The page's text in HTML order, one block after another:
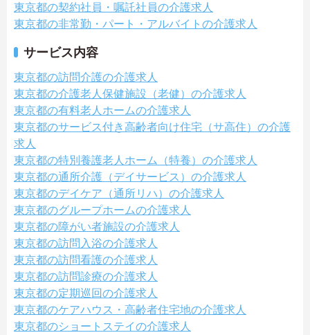
東京都の契約社員・嘱託社員の介護求人
東京都の非常勤・パート・アルバイトの介護求人
サービス内容
東京都の訪問介護の介護求人
東京都の介護老人保健施設（老健）の介護求人
東京都の有料老人ホームの介護求人
東京都のサービス付き高齢者向け住宅（サ高住）の介護
求人
東京都の特別養護老人ホーム（特養）の介護求人
東京都の通所介護（デイサービス）の介護求人
東京都のデイケア（通所リハ）の介護求人
東京都のグループホームの介護求人
東京都の障がい者施設の介護求人
東京都の訪問入浴の介護求人
東京都の訪問看護の介護求人
東京都の訪問診療の介護求人
東京都の定期巡回の介護求人
東京都のケアハウス・高齢者住宅地の介護求人
東京都のショートステイの介護求人